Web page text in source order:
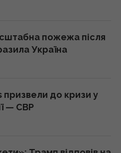
і "Мотор
користь цього
у Німеччині
пожежа після
Україна
до кризи у
— СВР